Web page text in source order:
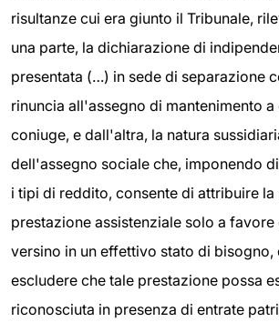
risultanze cui era giunto il Tribunale,
una parte, la dichiarazione di
presentata (…) in sede di separazione
rinuncia all'assegno di mantenimento
coniuge, e dall'altra, la natura
dell'assegno sociale che, imponendo
i tipi di reddito, consente di attribuire la
prestazione assistenziale solo a
versino in un effettivo stato di bisogno,
escludere che tale prestazione possa
riconosciuta in presenza di entrate